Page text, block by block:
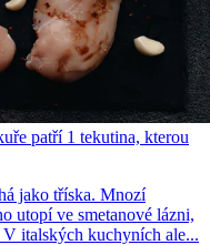
patří 1 tekutina, kterou
jako tříska. Mnozí
utopí ve smetanové lázni,
italských kuchyních ale...